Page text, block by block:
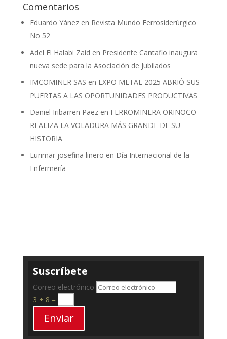
Comentarios
Eduardo Yánezen Revista Mundo Ferrosiderúrgico
No 52
Adel El Halabi Zaid en Presidente Cantafio inaugura
nueva sede para la Asociación de Jubilados
IMCOMINER SAS en EXPO METAL 2025 ABRIÓ SUS
PUERTAS A LAS OPORTUNIDADES PRODUCTIVAS
Daniel Iribarren Paezen FERROMINERA ORINOCO
REALIZA LA VOLADURA MÁS GRANDE DE SU
HISTORIA
Eurimar josefina linero en Día Internacional de la
Enfermería
Suscríbete
Correo electrónico
3 + 8 =
Enviar